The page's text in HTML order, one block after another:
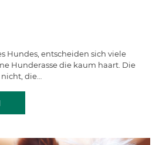
Hundes, entscheiden sich viele
Hunderasse die kaum haart. Die
die…